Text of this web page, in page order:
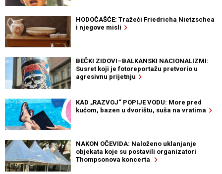
HODOČAŠĆE: Tražeći Friedricha Nietzschea
i njegove misli
BEČKI ZIDOVI–BALKANSKI NACIONALIZMI:
Susret koji je fotoreportažu pretvorio u
agresivnu prijetnju
KAD „RAZVOJ“ POPIJE VODU: More pred
kućom, bazen u dvorištu, suša na vratima
NAKON OČEVIDA: Naloženo uklanjanje
objekata koje su postavili organizatori
Thompsonova koncerta